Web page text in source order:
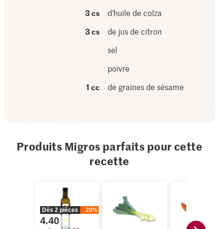
3 cs
d’huile de colza
3 cs
de jus de citron
sel
poivre
1 cc
de graines de sésame
Produits Migros parfaits pour cette
recette
Dès 2 pièces 20%
4.40